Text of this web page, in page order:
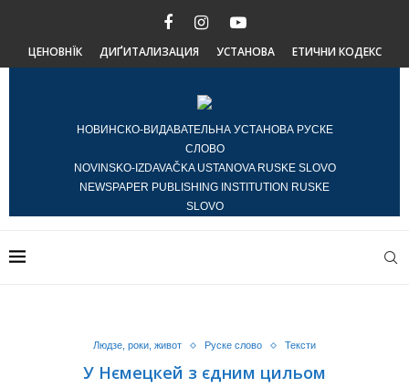
ЦЕНОВНЇК ДИҐИТАЛИЗАЦИЯ УСТАНОВА ЕТИЧНИ КОДЕКС
НОВИНСКО-ВИДАВАТЕЛЬНА УСТАНОВА РУСКЕ
СЛОВО
NOVINSKO-IZDAVAČKA USTANOVA RUSKE SLOVO
NEWSPAPER PUBLISHING INSTITUTION RUSKE
SLOVO
Людзе, роки, живот Руске слово Тексти
У Нємецкей з єдним цильом